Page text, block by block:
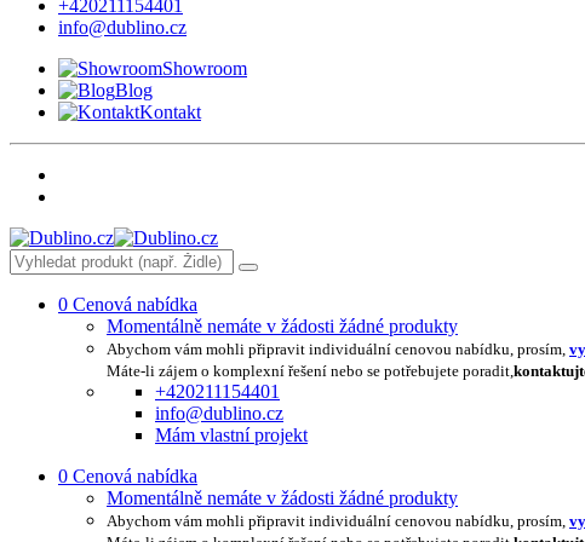
+420211154401
info@dublino.cz
Showroom
Blog
Kontakt
0 Cenová nabídka
Momentálně nemáte v žádosti žádné produkty
Abychom vám mohli připravit individuální cenovou nabídku, prosím,
Máte-li zájem o komplexní řešení nebo se potřebujete poradit,
+420211154401
info@dublino.cz
Mám vlastní projekt
0 Cenová nabídka
Momentálně nemáte v žádosti žádné produkty
Abychom vám mohli připravit individuální cenovou nabídku, prosím,